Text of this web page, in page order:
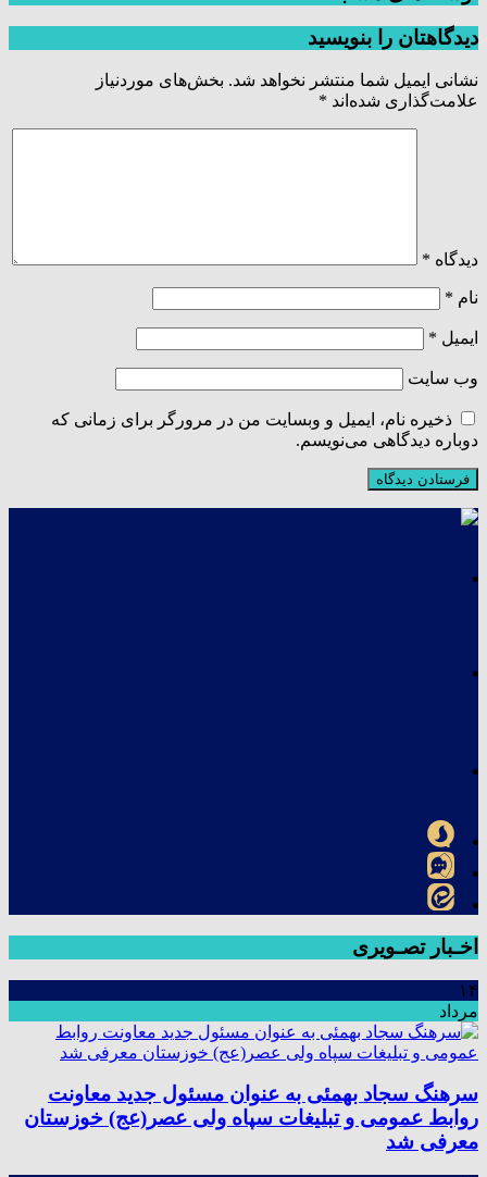
دیدگاهتان را بنویسید
نشانی ایمیل شما منتشر نخواهد شد. بخش‌های موردنیاز
علامت‌گذاری شده‌اند *
دیدگاه *
نام *
ایمیل *
وب‌ سایت
ذخیره نام، ایمیل و وبسایت من در مرورگر برای زمانی که
دوباره دیدگاهی می‌نویسم.
اخـبار تصـویری
۱۴
مرداد
سرهنگ سجاد بهمئی به عنوان مسئول جدید معاونت
روابط عمومی و تبلیغات سپاه ولی عصر(عج) خوزستان
معرفی شد